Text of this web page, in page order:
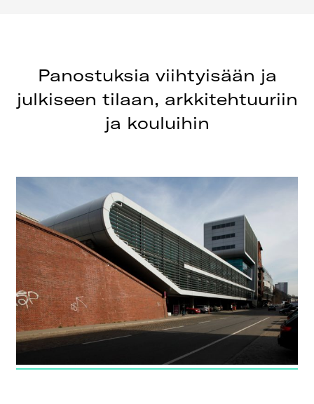
Panostuksia viihtyisään ja
julkiseen tilaan, arkkitehtuuriin
ja kouluihin